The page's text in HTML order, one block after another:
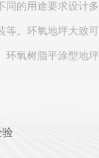
同的用途要求设计
等。环氧地坪大致
环氧树脂平涂型地坪